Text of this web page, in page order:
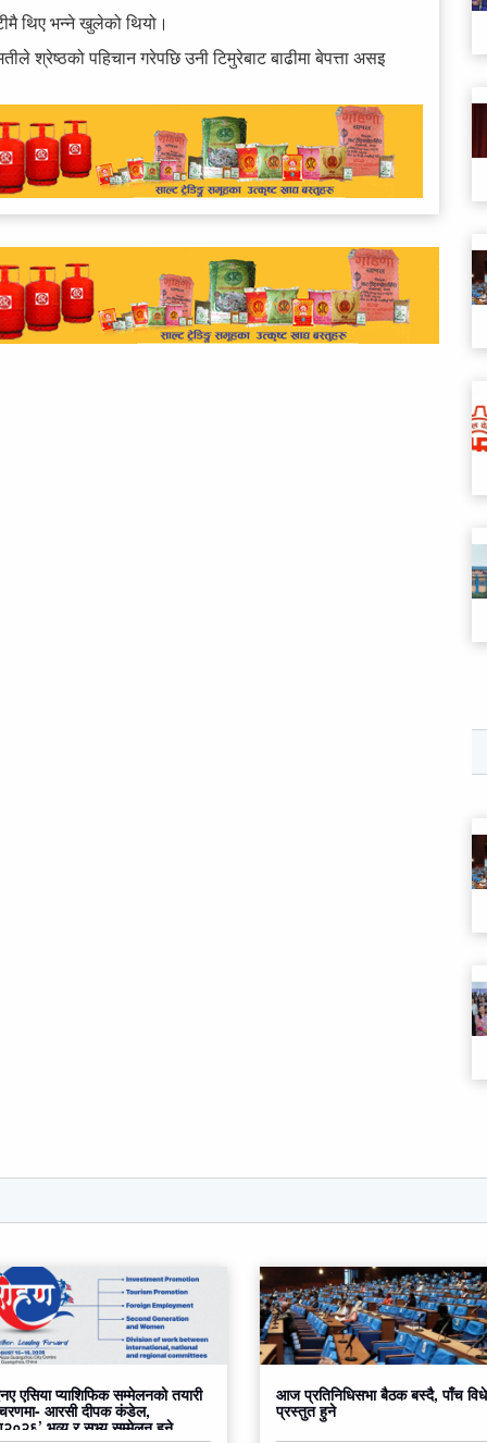
थिए भन्ने खुलेको थियो।
श्रेष्ठको पहिचान गरेपछि उनी टिमुरेबाट बाढीमा बेपत्ता असइ
एसिया प्याशिफिक सम्मेलनको तयारी
आरसी दीपक कंडेल,
भव्य र सभ्य सम्मेलन हुने
आज प्रतिनिधिसभा बैठक बस्दै, पाँच
प्रस्तुत हुने